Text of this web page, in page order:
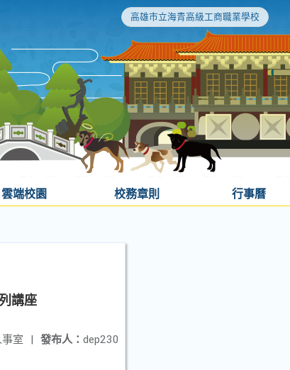
高雄市立海青高級工商職業學校
雲端校園 校務章則 行事曆
講座
發布人： dep230
事室 |